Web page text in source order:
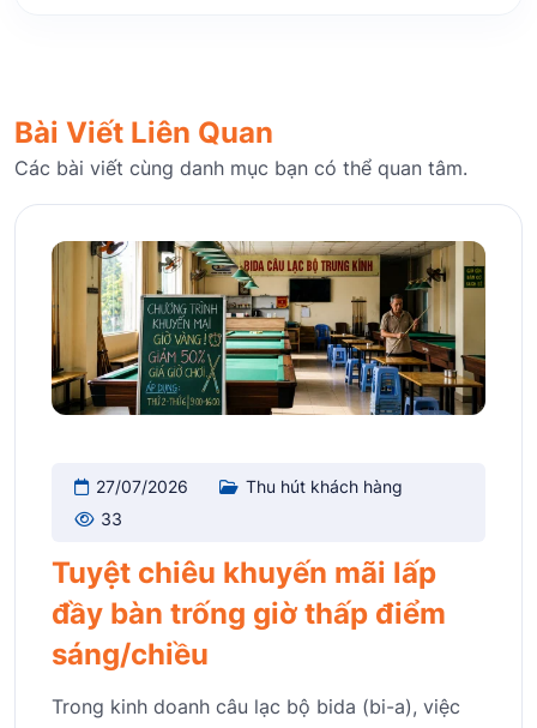
Bài Viết Liên Quan
Các bài viết cùng danh mục bạn có thể quan tâm.
27/07/2026
Thu hút khách hàng
33
Tuyệt chiêu khuyến mãi lấp
đầy bàn trống giờ thấp điểm
sáng/chiều
Trong kinh doanh câu lạc bộ bida (bi-a), việc